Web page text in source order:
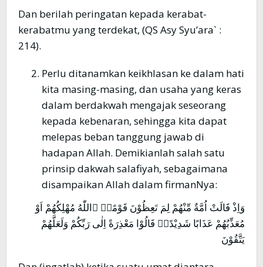
Dan berilah peringatan kepada kerabat-
kerabatmu yang terdekat, (QS Asy Syu’ara` :
214).
Perlu ditanamkan keikhlasan ke dalam hati
kita masing-masing, dan usaha yang keras
dalam berdakwah mengajak seseorang
kepada kebenaran, sehingga kita dapat
melepas beban tanggung jawab di
hadapan Allah. Demikianlah salah satu
prinsip dakwah salafiyah, sebagaimana
disampaikan Allah dalam firmanNya:
وَاِذْ قَالَتْ اُمَّةٌ مِّنْهُمْ لِمَ تَعِظُوْنَ قَوْمًاۙ ۨاللّٰهُ مُهْلِكُهُمْ اَوْ
مُعَذِّبُهُمْ عَذَابًا شَدِيْدًاۗ قَالُوْا مَعْذِرَةً اِلٰى رَبِّكُمْ وَلَعَلَّهُمْ
يَتَّقُوْنَ